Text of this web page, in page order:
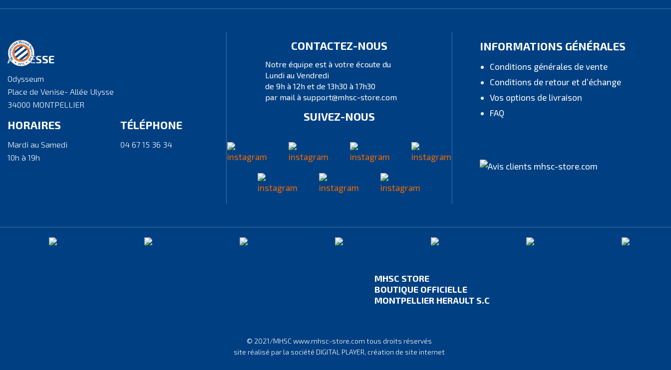
ADRESSE
Odysseum
Place de Venise- Allée Ulysse
34000 MONTPELLIER
HORAIRES
Mardi au Samedi
10h à 19h
TÉLÉPHONE
04 67 15 36 34
CONTACTEZ-NOUS
Notre équipe est à votre écoute du
Lundi au Vendredi
de 9h à 12h et de 13h30 à 17h30
par mail à support@mhsc-store.com
SUIVEZ-NOUS
INFORMATIONS GÉNÉRALES
Conditions générales de vente
Conditions de retour et d’échange
Vos options de livraison
FAQ
MHSC STORE
BOUTIQUE OFFICIELLE
MONTPELLIER HERAULT S.C
© 2021/MHSC www.mhsc-store.com tous droits réservés
site réalisé par la société DIGITAL PLAYER, création de site internet